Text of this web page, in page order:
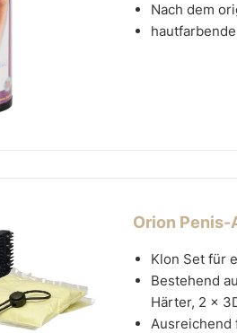
Nach dem
Orion
Klon Set für
Bestehend
Härter, 2 x
Ausreichend